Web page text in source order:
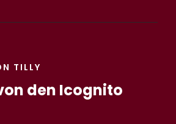
BEAUTIFUL-
TILLY
den Icognito